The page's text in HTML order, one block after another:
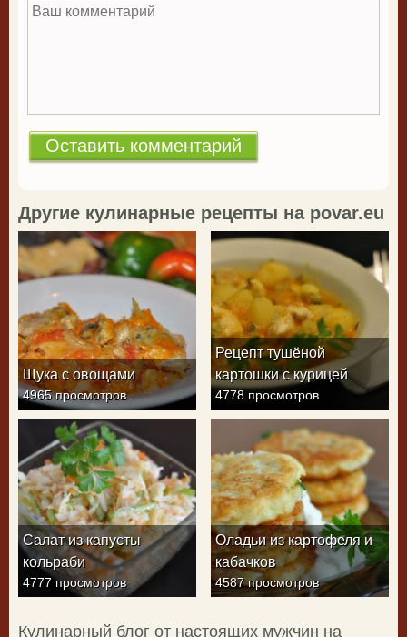
Ваш комментарий
Другие кулинарные рецепты на povar.eu
Щука с овощами
4965 просмотров
Рецепт тушёной
картошки с курицей
4778 просмотров
Салат из капусты
кольраби
4777 просмотров
Оладьи из картофеля и
кабачков
4587 просмотров
Кулинарный блог от настоящих мужчин на